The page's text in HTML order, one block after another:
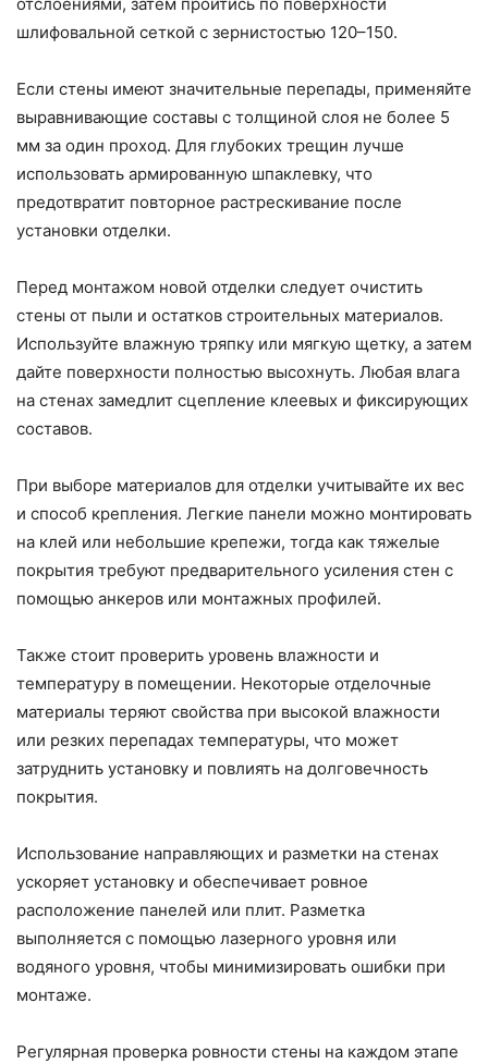
шлифовальной сеткой с зернистостью 120–150.
Если стены имеют значительные перепады, применяйте
выравнивающие составы с толщиной слоя не более 5
мм за один проход. Для глубоких трещин лучше
использовать армированную шпаклевку, что
предотвратит повторное растрескивание после
установки отделки.
Перед монтажом новой отделки следует очистить
стены от пыли и остатков строительных материалов.
Используйте влажную тряпку или мягкую щетку, а затем
дайте поверхности полностью высохнуть. Любая влага
на стенах замедлит сцепление клеевых и фиксирующих
составов.
При выборе материалов для отделки учитывайте их вес
и способ крепления. Легкие панели можно монтировать
на клей или небольшие крепежи, тогда как тяжелые
покрытия требуют предварительного усиления стен с
помощью анкеров или монтажных профилей.
Также стоит проверить уровень влажности и
температуру в помещении. Некоторые отделочные
материалы теряют свойства при высокой влажности
или резких перепадах температуры, что может
затруднить установку и повлиять на долговечность
покрытия.
Использование направляющих и разметки на стенах
ускоряет установку и обеспечивает ровное
расположение панелей или плит. Разметка
выполняется с помощью лазерного уровня или
водяного уровня, чтобы минимизировать ошибки при
монтаже.
Регулярная проверка ровности стены на каждом этапе